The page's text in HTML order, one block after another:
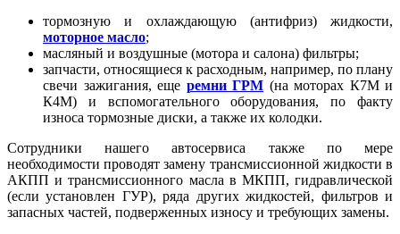
тормозную и охлаждающую (антифриз) жидкости,
моторное масло;
масляный и воздушные (мотора и салона) фильтры;
запчасти, относящиеся к расходным, например, по плану
свечи зажигания, еще ремни ГРМ (на моторах К7М и
К4М) и вспомогательного оборудования, по факту
износа тормозные диски, а также их колодки.
Сотрудники нашего автосервиса также по мере
необходимости проводят замену трансмиссионной жидкости в
АКПП и трансмиссионного масла в МКПП, гидравлической
(если установлен ГУР), ряда других жидкостей, фильтров и
запасных частей, подверженных износу и требующих замены.